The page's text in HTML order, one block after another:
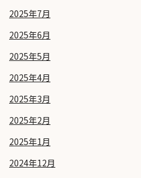
2025年7月
2025年6月
2025年5月
2025年4月
2025年3月
2025年2月
2025年1月
2024年12月